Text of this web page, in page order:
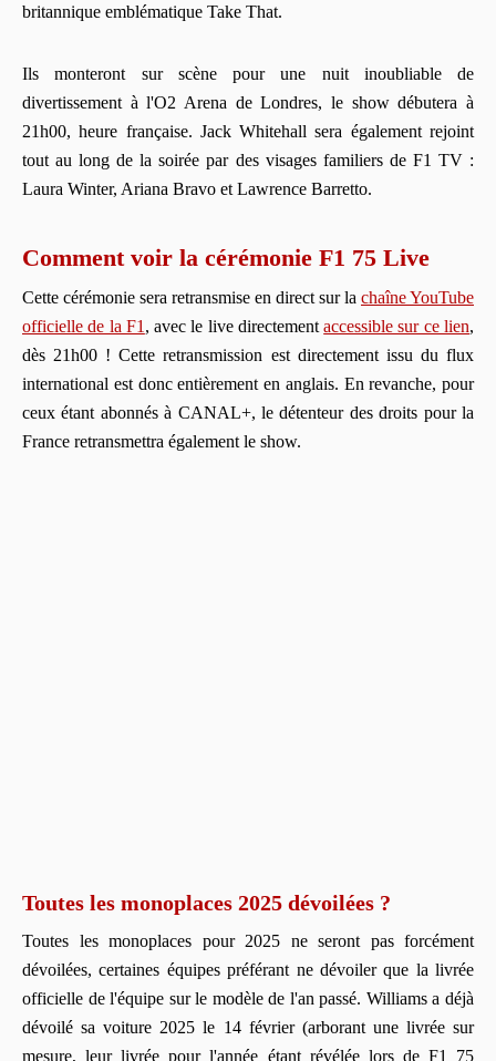
britannique emblématique Take That.
Ils monteront sur scène pour une nuit inoubliable de
divertissement à l'O2 Arena de Londres, le show débutera à
21h00, heure française. Jack Whitehall sera également rejoint
tout au long de la soirée par des visages familiers de F1 TV :
Laura Winter, Ariana Bravo et Lawrence Barretto.
Comment voir la cérémonie F1 75 Live
Cette cérémonie sera retransmise en direct sur la chaîne YouTube
officielle de la F1 , avec le live directementaccessible sur ce lien,
dès 21h00 ! Cette retransmission est directement issu du flux
international est donc entièrement en anglais. En revanche, pour
ceux étant abonnés à CANAL+, le détenteur des droits pour la
France retransmettra également le show.
Toutes les monoplaces 2025 dévoilées ?
Toutes les monoplaces pour 2025 ne seront pas forcément
dévoilées, certaines équipes préférant ne dévoiler que la livrée
officielle de l'équipe sur le modèle de l'an passé. Williams a déjà
dévoilé sa voiture 2025 le 14 février (arborant une livrée sur
mesure, leur livrée pour l'année étant révélée lors de F1 75